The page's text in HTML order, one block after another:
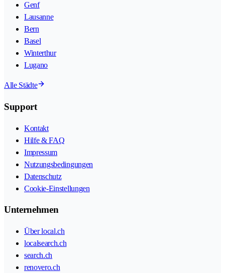
Genf
Lausanne
Bern
Basel
Winterthur
Lugano
Alle Städte
Support
Kontakt
Hilfe & FAQ
Impressum
Nutzungsbedingungen
Datenschutz
Cookie-Einstellungen
Unternehmen
Über local.ch
localsearch.ch
search.ch
renovero.ch